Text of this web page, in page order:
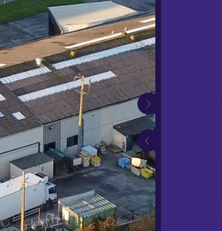
Qui sommes-nous ?
Nos sociétés